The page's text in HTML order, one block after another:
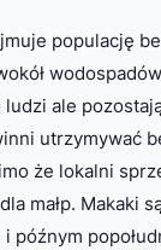
populację
ale
utrzymywać
że lokalni
małp. Makaki
późnym